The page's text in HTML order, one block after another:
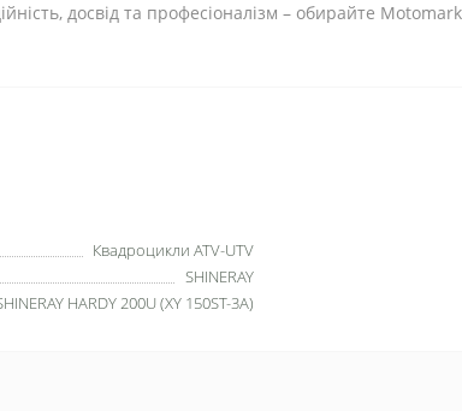
досвід та професіоналізм – обирайте
Квадроцикли ATV-UTV
SHINERAY
HARDY 200U (XY 150ST-3A)